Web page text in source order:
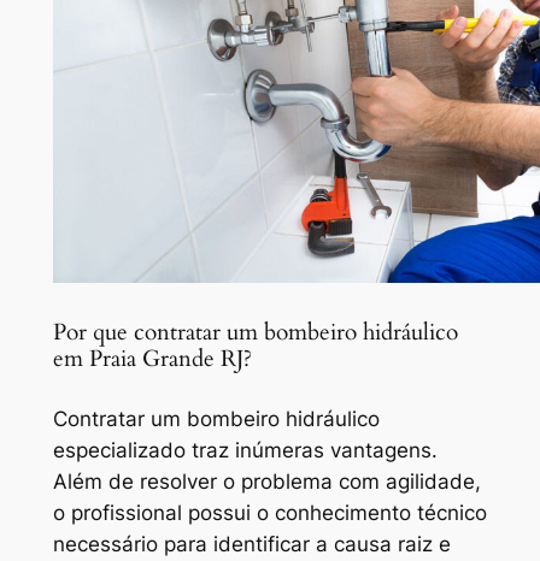
Por que contratar um bombeiro hidráulico
em Praia Grande RJ?
Contratar um bombeiro hidráulico
especializado traz inúmeras vantagens.
Além de resolver o problema com agilidade,
o profissional possui o conhecimento técnico
necessário para identificar a causa raiz e